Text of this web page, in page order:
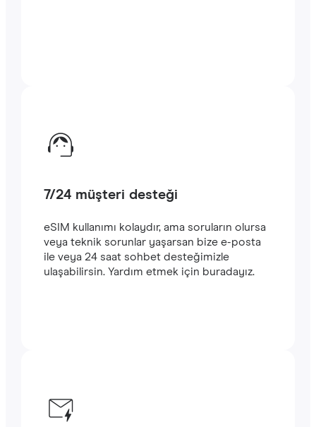
7/24 müşteri desteği
eSIM kullanımı kolaydır, ama soruların olursa
veya teknik sorunlar yaşarsan bize e-posta
ile veya 24 saat sohbet desteğimizle
ulaşabilirsin. Yardım etmek için buradayız.